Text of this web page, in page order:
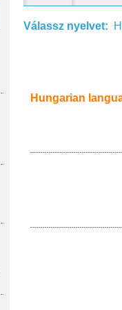
Válassz nyelvet:
Hungarian